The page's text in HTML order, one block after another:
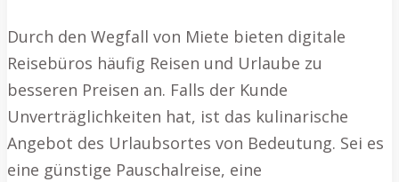
Durch den Wegfall von Miete bieten digitale
Reisebüros häufig Reisen und Urlaube zu
besseren Preisen an. Falls der Kunde
Unverträglichkeiten hat, ist das kulinarische
Angebot des Urlaubsortes von Bedeutung. Sei es
eine günstige Pauschalreise, eine